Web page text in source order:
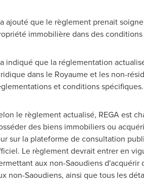
ajouté que le règlement prenait
immobilière dans des
indiqué que la réglementation
dans le Royaume et les non-
et conditions spécifiques.
le règlement actualisé, REGA est
des biens immobiliers ou
sur la plateforme de consultation
Le règlement devrait entrer en
aux non-Saoudiens
non-Saoudiens, ainsi que tous les